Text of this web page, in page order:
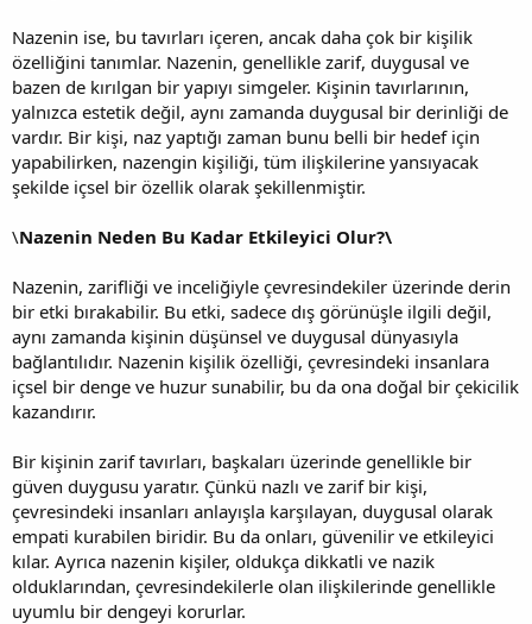
Nazenin ise, bu tavırları içeren, ancak daha çok bir kişilik
özelliğini tanımlar. Nazenin, genellikle zarif, duygusal ve
bazen de kırılgan bir yapıyı simgeler. Kişinin tavırlarının,
yalnızca estetik değil, aynı zamanda duygusal bir derinliği de
vardır. Bir kişi, naz yaptığı zaman bunu belli bir hedef için
yapabilirken, nazengin kişiliği, tüm ilişkilerine yansıyacak
şekilde içsel bir özellik olarak şekillenmiştir.
\Nazenin Neden Bu Kadar Etkileyici Olur?\
Nazenin, zarifliği ve inceliğiyle çevresindekiler üzerinde derin
bir etki bırakabilir. Bu etki, sadece dış görünüşle ilgili değil,
aynı zamanda kişinin düşünsel ve duygusal dünyasıyla
bağlantılıdır. Nazenin kişilik özelliği, çevresindeki insanlara
içsel bir denge ve huzur sunabilir, bu da ona doğal bir çekicilik
kazandırır.
Bir kişinin zarif tavırları, başkaları üzerinde genellikle bir
güven duygusu yaratır. Çünkü nazlı ve zarif bir kişi,
çevresindeki insanları anlayışla karşılayan, duygusal olarak
empati kurabilen biridir. Bu da onları, güvenilir ve etkileyici
kılar. Ayrıca nazenin kişiler, oldukça dikkatli ve nazik
olduklarından, çevresindekilerle olan ilişkilerinde genellikle
uyumlu bir dengeyi korurlar.